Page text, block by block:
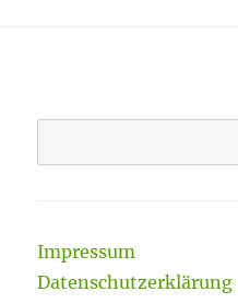
Impressum
Datenschutzerklärung